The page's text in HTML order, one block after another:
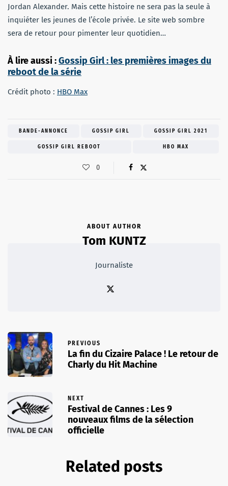
Jordan Alexander. Mais cette histoire ne sera pas la seule à
inquiéter les jeunes de l’école privée. Le site web sombre
sera de retour pour pimenter leur quotidien…
À lire aussi :Gossip Girl : les premières images du
reboot de la série
Crédit photo : HBO Max
BANDE-ANNONCE GOSSIP GIRL GOSSIP GIRL 2021
GOSSIP GIRL REBOOT HBO MAX
0
ABOUT AUTHOR
Tom KUNTZ
Journaliste
PREVIOUS
La fin du Cizaire Palace ! Le retour de
Charly du Hit Machine
NEXT
Festival de Cannes : Les 9
nouveaux films de la sélection
officielle
Related posts